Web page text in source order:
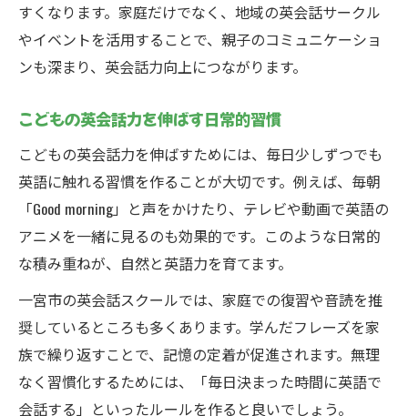
すくなります。家庭だけでなく、地域の英会話サークル
やイベントを活用することで、親子のコミュニケーショ
ンも深まり、英会話力向上につながります。
こどもの英会話力を伸ばす日常的習慣
こどもの英会話力を伸ばすためには、毎日少しずつでも
英語に触れる習慣を作ることが大切です。例えば、毎朝
「Good morning」と声をかけたり、テレビや動画で英語の
アニメを一緒に見るのも効果的です。このような日常的
な積み重ねが、自然と英語力を育てます。
一宮市の英会話スクールでは、家庭での復習や音読を推
奨しているところも多くあります。学んだフレーズを家
族で繰り返すことで、記憶の定着が促進されます。無理
なく習慣化するためには、「毎日決まった時間に英語で
会話する」といったルールを作ると良いでしょう。